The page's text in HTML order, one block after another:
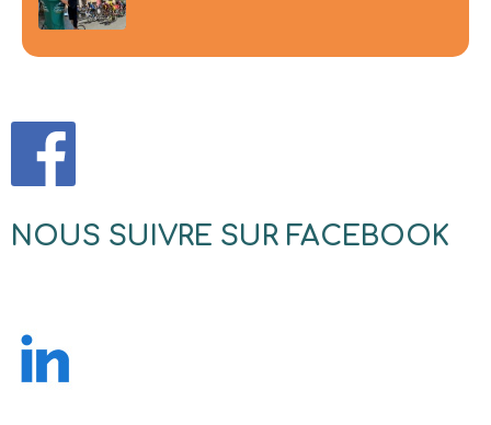
NOUS SUIVRE SUR FACEBOOK